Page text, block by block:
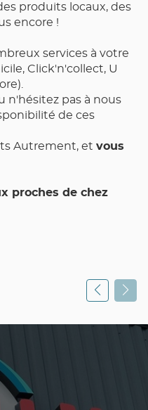
produits locaux, des
encore !
services à votre
Click'n'collect, U
n'hésitez pas à nous
de ces
Autrement, et vous
proches de chez
d’honneur à vous